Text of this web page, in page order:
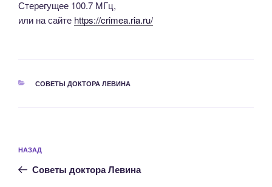
Стерегущее 100.7 МГц,
или на сайте https://crimea.ria.ru/
РУБРИКИ
СОВЕТЫ ДОКТОРА ЛЕВИНА
по
записям
Предыдущая
запись:
НАЗАД
Советы доктора Левина